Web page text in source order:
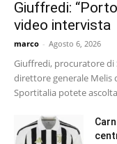
Giuffredi:
video intervista
marco - Agosto 6, 2026
Giuffredi, procuratore di
direttore generale Melis
Sportitalia potete